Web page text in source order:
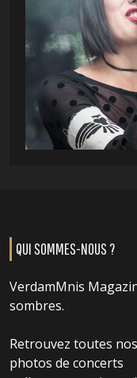
QUI SOMMES-NOUS ?
VerdamMnis
sombres.
Retrouvez toutes
photos de concerts